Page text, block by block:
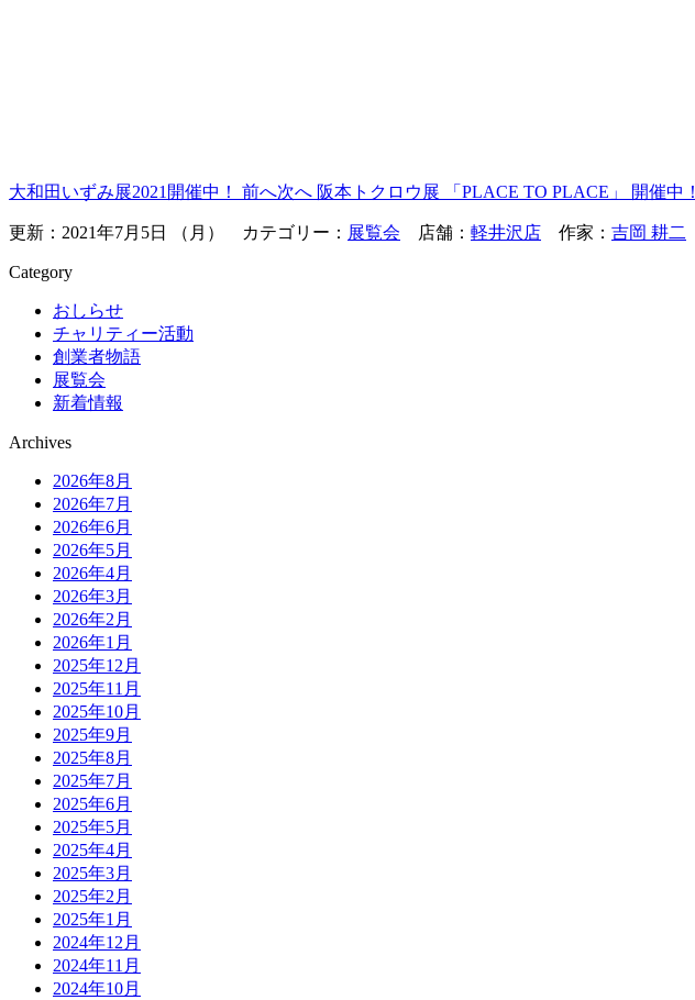
大和田いずみ展2021開催中！ 前へ次へ 阪本トクロウ展 「PLACE TO PLACE」 開催中！
更新：2021年7月5日 （月） カテゴリー： 展覧会 店舗： 軽井沢店 作家： 吉岡 耕二
Category
おしらせ
チャリティー活動
創業者物語
展覧会
新着情報
Archives
2026年8月
2026年7月
2026年6月
2026年5月
2026年4月
2026年3月
2026年2月
2026年1月
2025年12月
2025年11月
2025年10月
2025年9月
2025年8月
2025年7月
2025年6月
2025年5月
2025年4月
2025年3月
2025年2月
2025年1月
2024年12月
2024年11月
2024年10月